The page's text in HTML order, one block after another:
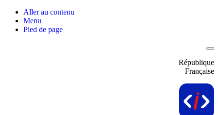
Aller au contenu
Menu
Pied de page
République
Française